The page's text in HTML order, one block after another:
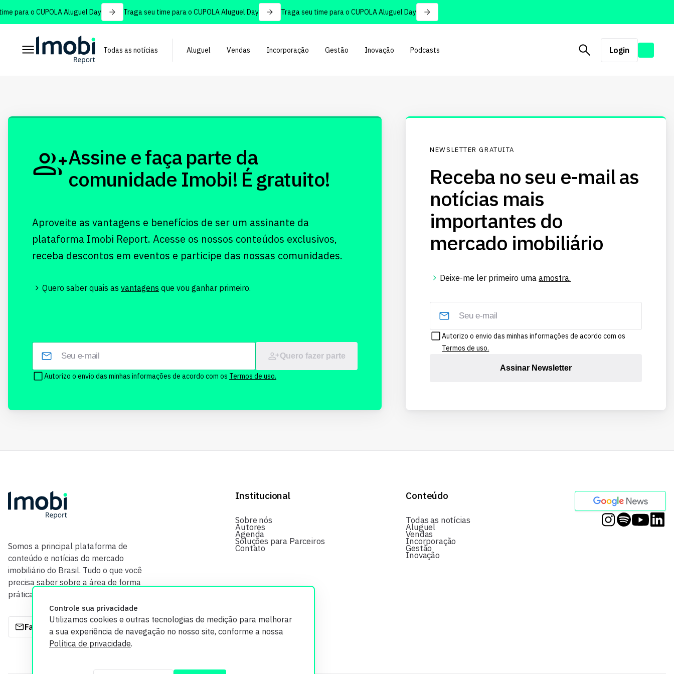
para o CUPOLA Aluguel Day Traga seu time para o CUPOLA Aluguel Day Traga seu time para o CUPOLA Aluguel Day
Todas as notícias Aluguel Vendas Incorporação Gestão Inovação Podcasts Login
Controle sua privacidade
Utilizamos cookies e outras tecnologias de medição para melhorar
a sua experiência de navegação no nosso site, conforme a nossa
Política de privacidade.
Assine e faça parte da
comunidade Imobi! É gratuito!
Aproveite as vantagens e benefícios de ser um assinante da
plataforma Imobi Report. Acesse os nossos conteúdos exclusivos,
receba descontos em eventos e participe das nossas comunidades.
Quero saber quais as vantagens que vou ganhar primeiro.
Quero fazer parte
Autorizo o envio das minhas informações de acordo com os Termos de uso.
NEWSLETTER GRATUITA
Receba no seu e-mail as
notícias mais
importantes do
mercado imobiliário
Deixe-me ler primeiro umaamostra.
Autorizo o envio das minhas informações de acordo com os
Termos de uso.
Assinar Newsletter
Somos a principal plataforma de
conteúdo e notícias do mercado
imobiliário do Brasil. Tudo o que você
precisa saber sobre a área de forma
prática e com credibilidade.
Fale com a gente
Institucional
Sobre nós
Autores
Agenda
Soluções para Parceiros
Contato
Conteúdo
Todas as notícias
Aluguel
Vendas
Incorporação
Gestão
Inovação